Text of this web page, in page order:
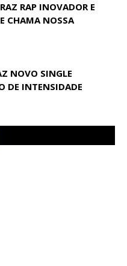
RAP INOVADOR E
CHAMA NOSSA
NOVO SINGLE
DE INTENSIDADE